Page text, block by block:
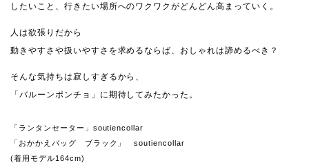
したいこと、行きたい場所へのワクワクがどんどん高まっていく。
人は欲張りだから
動きやすさや扱いやすさを求めるならば、おしゃれは諦めるべき？
そんな気持ちは寂しすぎるから、
「バルーンポンチョ」に期待してみたかった。
「ランタンセーター」soutiencollar
「おかかえバッグ ブラック」 soutiencollar
(着用モデル164cm)